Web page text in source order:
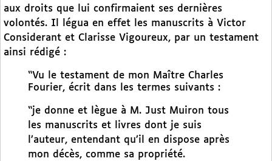
aux droits que lui confirmaient ses dernières
volontés. Il légua en effet les manuscrits à Victor
Considerant et Clarisse Vigoureux, par un testament
ainsi rédigé :
“Vu le testament de mon Maître Charles
Fourier, écrit dans les termes suivants :
“je donne et lègue à M. Just Muiron tous
les manuscrits et livres dont je suis
l’auteur, entendant qu’il en dispose après
mon décès, comme sa propriété.